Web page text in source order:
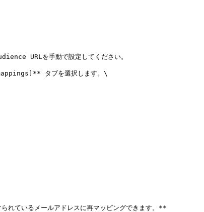
URLを手動で設定してください。
タブを選択します。\
れているメールアドレスに再マッピングできます。**